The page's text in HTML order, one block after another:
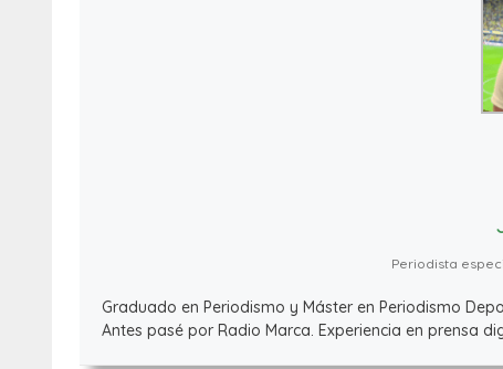
Periodista
Graduado en Periodismo y Máster en Periodismo
Antes pasé por Radio Marca. Experiencia en prensa